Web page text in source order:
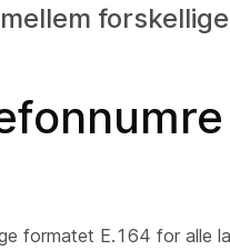
formatet E.164 for alle